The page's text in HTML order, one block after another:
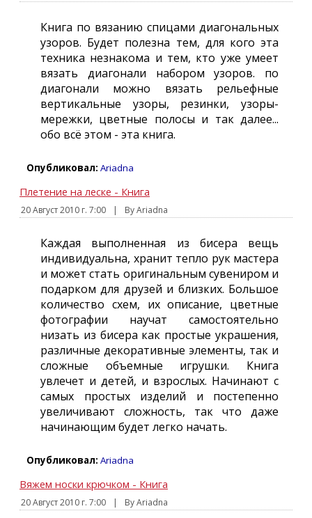
Книга по вязанию спицами диагональных
узоров. Будет полезна тем, для кого эта
техника незнакома и тем, кто уже умеет
вязать диагонали набором узоров. по
диагонали можно вязать рельефные
вертикальные узоры, резинки, узоры-
мережки, цветные полосы и так далее...
обо всё этом - эта книга.
Опубликовал: Ariadna
Плетение на леске - Книга
20 Август 2010 г. 7:00 | By Ariadna
Каждая выполненная из бисера вещь
индивидуальна, хранит тепло рук мастера
и может стать оригинальным сувениром и
подарком для друзей и близких. Большое
количество схем, их описание, цветные
фотографии научат самостоятельно
низать из бисера как простые украшения,
различные декоративные элементы, так и
сложные объемные игрушки. Книга
увлечет и детей, и взрослых. Начинают с
самых простых изделий и постепенно
увеличивают сложность, так что даже
начинающим будет легко начать.
Опубликовал: Ariadna
Вяжем носки крючком - Книга
20 Август 2010 г. 7:00 | By Ariadna